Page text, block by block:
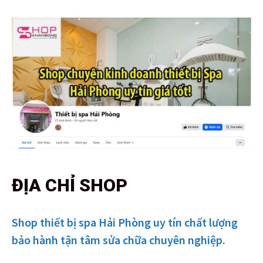
ĐỊA CHỈ SHOP
Shop thiết bị spa Hải Phòng uy tín chất lượng
bảo hành tận tâm sửa chữa chuyên nghiệp.